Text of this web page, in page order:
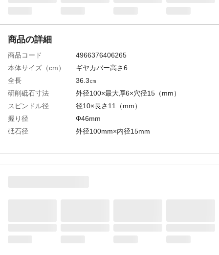
商品の詳細
商品コード
4966376406265
本体サイズ（cm）
ギヤカバー高さ6
全長
36.3㎝
研削砥石寸法
外径100×最大厚6×穴径15（mm）
スピンドル径
径10×長さ11（mm）
握り径
Φ46mm
砥石径
外径100mm×内径15mm
です。従来製品よりパワー、機能、耐久性
を向上させました。